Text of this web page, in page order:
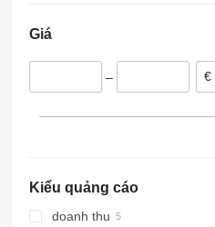
Giá
–
Kiểu quảng cáo
doanh thu